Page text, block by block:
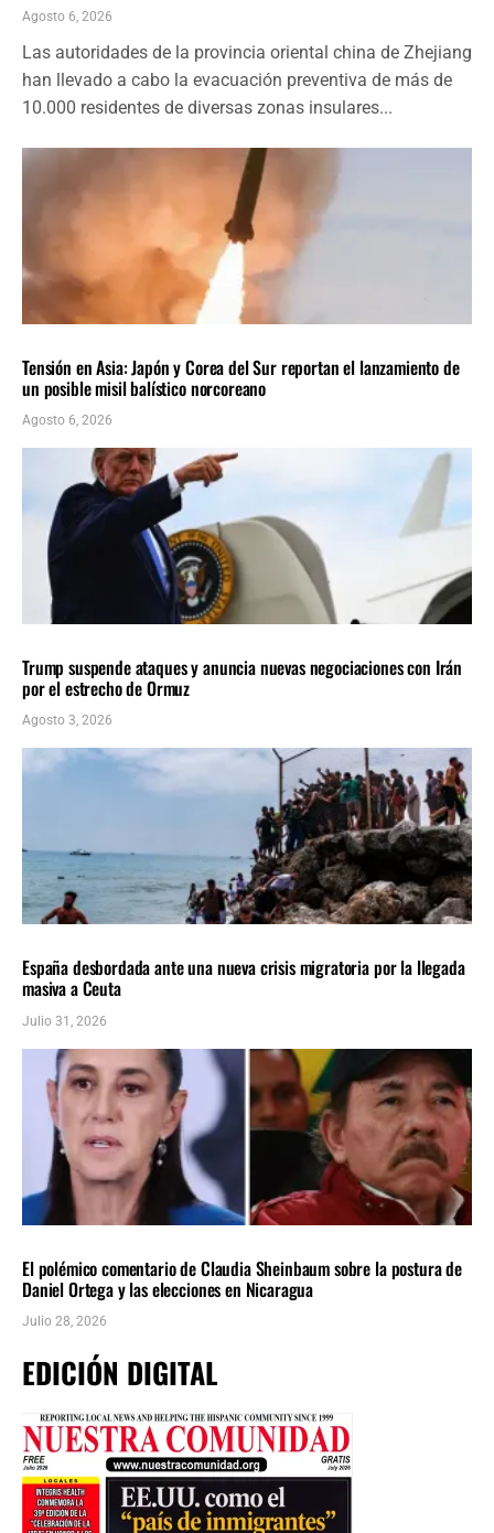
Agosto 6, 2026
Las autoridades de la provincia oriental china de Zhejiang
han llevado a cabo la evacuación preventiva de más de
10.000 residentes de diversas zonas insulares...
Tensión en Asia: Japón y Corea del Sur reportan el lanzamiento de
un posible misil balístico norcoreano
Agosto 6, 2026
Trump suspende ataques y anuncia nuevas negociaciones con Irán
por el estrecho de Ormuz
Agosto 3, 2026
España desbordada ante una nueva crisis migratoria por la llegada
masiva a Ceuta
Julio 31, 2026
El polémico comentario de Claudia Sheinbaum sobre la postura de
Daniel Ortega y las elecciones en Nicaragua
Julio 28, 2026
EDICIÓN DIGITAL